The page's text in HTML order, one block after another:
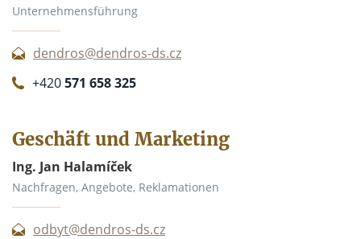
Unternehmensführung
dendros@dendros-ds.cz
+420571 658 325
Geschäft und Marketing
Ing. Jan Halamíček
Nachfragen, Angebote, Reklamationen
odbyt@dendros-ds.cz